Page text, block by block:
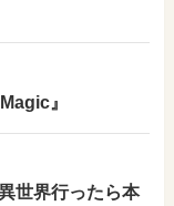
』
世界行ったら本